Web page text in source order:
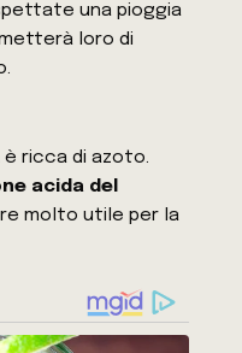
una pioggia
loro di
ricca di azoto.
acida del
molto utile per la